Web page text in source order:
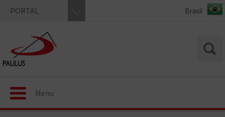
PORTAL
Menu